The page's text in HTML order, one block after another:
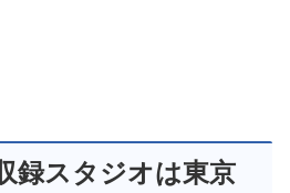
録スタジオは東京